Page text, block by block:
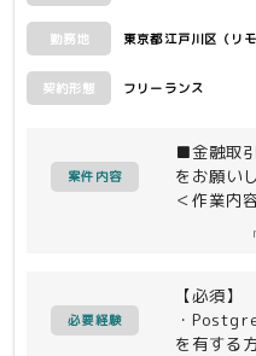
勤務地 東京都江戸川区（リ
契約形態 フリーランス
案件内容
■金融取
をお願い
＜作業内
基本設計
していた
必要経験
【必須】
・
を有する